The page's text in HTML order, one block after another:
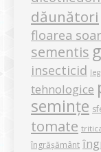
dăunători
floarea
sementis
insecticid
tehnologice
semințe
tomate
îngrășământ